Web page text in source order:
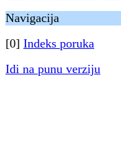
Navigacija
[0] Indeks poruka
Idi na punu verziju